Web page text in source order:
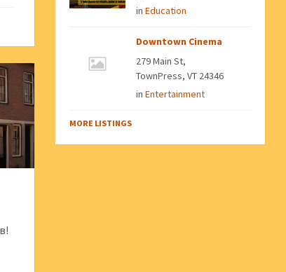
inEducation
Downtown Cinema
279 Main St,
TownPress, VT 24346
inEntertainment
MORE LISTINGS